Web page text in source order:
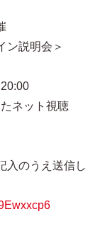
ン説明会＞
ネット視聴
入のうえ送信し